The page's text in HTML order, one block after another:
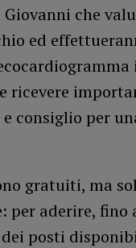
Giovanni che
ed
ricevere
consiglio per
gratuiti, ma
per aderire, fino
posti